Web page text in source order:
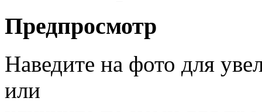
Предпросмотр
Наведите на фото для
или